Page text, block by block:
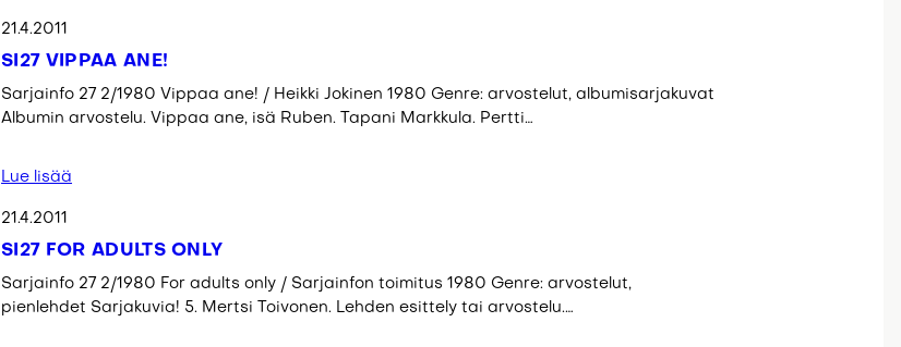
21.4.2011
SI27 VIPPAA ANE!
Sarjainfo 27 2/1980 Vippaa ane! / Heikki Jokinen 1980 Genre: arvostelut, albumisarjakuvat
Albumin arvostelu. Vippaa ane, isä Ruben. Tapani Markkula. Pertti…
Lue lisää
21.4.2011
SI27 FOR ADULTS ONLY
Sarjainfo 27 2/1980 For adults only / Sarjainfon toimitus 1980 Genre: arvostelut,
pienlehdet Sarjakuvia! 5. Mertsi Toivonen. Lehden esittely tai arvostelu.…